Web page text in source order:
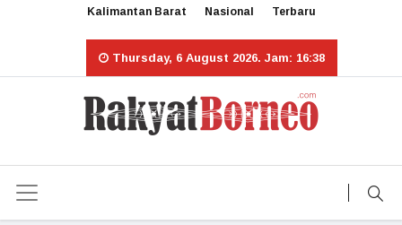
Kalimantan Barat Nasional Terbaru
Thursday, 6 August 2026. Jam: 16:38